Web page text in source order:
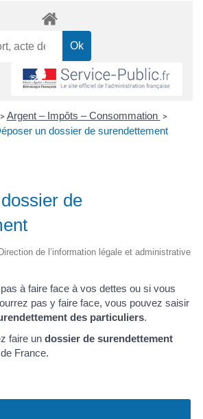
> Argent – Impôts – Consommation >
un dossier de surendettement
de
de l’information légale et administrative
à faire face à vos dettes ou si vous
pas y faire face, vous pouvez saisir
des particuliers.
faire un dossier de surendettement
France.